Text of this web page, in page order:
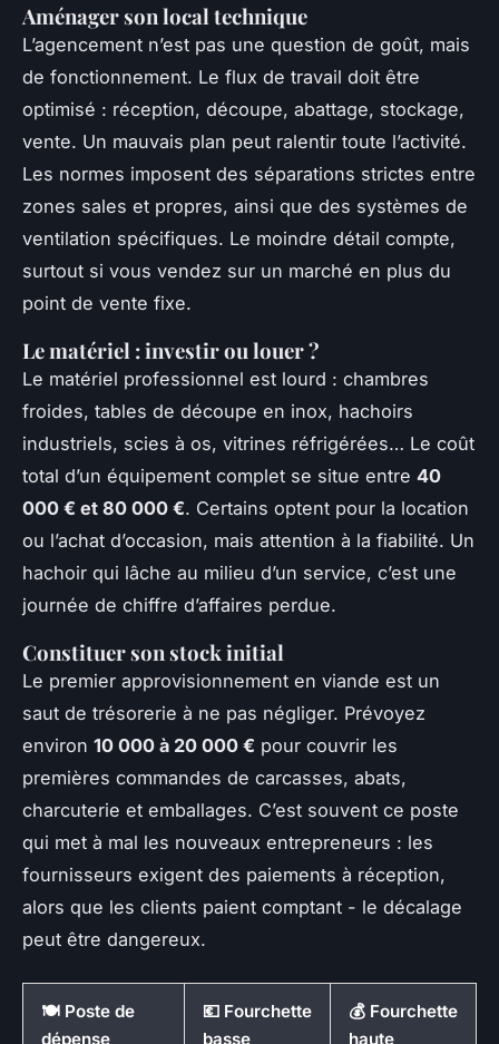
Aménager son local technique
L’agencement n’est pas une question de goût, mais
de fonctionnement. Le flux de travail doit être
optimisé : réception, découpe, abattage, stockage,
vente. Un mauvais plan peut ralentir toute l’activité.
Les normes imposent des séparations strictes entre
zones sales et propres, ainsi que des systèmes de
ventilation spécifiques. Le moindre détail compte,
surtout si vous vendez sur un marché en plus du
point de vente fixe.
Le matériel : investir ou louer ?
Le matériel professionnel est lourd : chambres
froides, tables de découpe en inox, hachoirs
industriels, scies à os, vitrines réfrigérées… Le coût
total d’un équipement complet se situe entre 40
000 € et 80 000 €. Certains optent pour la location
ou l’achat d’occasion, mais attention à la fiabilité. Un
hachoir qui lâche au milieu d’un service, c’est une
journée de chiffre d’affaires perdue.
Constituer son stock initial
Le premier approvisionnement en viande est un
saut de trésorerie à ne pas négliger. Prévoyez
environ 10 000 à 20 000 € pour couvrir les
premières commandes de carcasses, abats,
charcuterie et emballages. C’est souvent ce poste
qui met à mal les nouveaux entrepreneurs : les
fournisseurs exigent des paiements à réception,
alors que les clients paient comptant - le décalage
peut être dangereux.
🍽️ Poste de
dépense
💶 Fourchette
basse
💰 Fourchette
haute